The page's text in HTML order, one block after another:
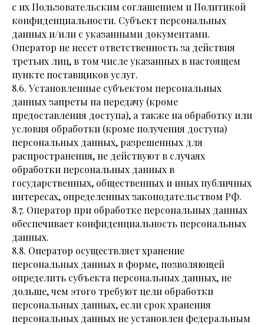
с их Пользовательским соглашением и Политикой
конфиденциальности. Субъект персональных
данных и/или с указанными документами.
Оператор не несет ответственность за действия
третьих лиц, в том числе указанных в настоящем
пункте поставщиков услуг.
8.6. Установленные субъектом персональных
данных запреты на передачу (кроме
предоставления доступа), а также на обработку или
условия обработки (кроме получения доступа)
персональных данных, разрешенных для
распространения, не действуют в случаях
обработки персональных данных в
государственных, общественных и иных публичных
интересах, определенных законодательством РФ.
8.7. Оператор при обработке персональных данных
обеспечивает конфиденциальность персональных
данных.
8.8. Оператор осуществляет хранение
персональных данных в форме, позволяющей
определить субъекта персональных данных, не
дольше, чем этого требуют цели обработки
персональных данных, если срок хранения
персональных данных не установлен федеральным